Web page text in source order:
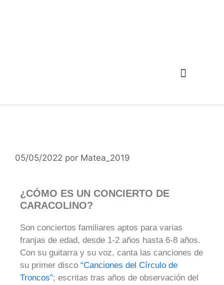
05/05/2022 por Matea_2019
¿CÓMO ES UN CONCIERTO DE
CARACOLINO?
Son conciertos familiares aptos para varias
franjas de edad, desde 1-2 años hasta 6-8 años.
Con su guitarra y su voz, canta las canciones de
su primer disco “Canciones del Círculo de
Troncos”; escritas tras años de observación del